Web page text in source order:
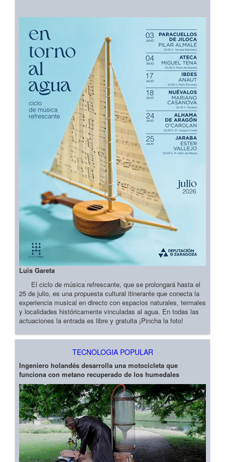
Luis Gareta
El ciclo de música refrescante, que se prolongará hasta el
25 de julio, es una propuesta cultural itinerante que conecta la
experiencia musical en directo con espacios naturales, termales
y localidades históricamente vinculadas al agua. En todas las
actuaciones la entrada es libre y gratuita ¡Pincha la foto!
TECNOLOGIA POPULAR
Ingeniero holandés desarrolla una motocicleta que
funciona con metano recuperado de los humedales